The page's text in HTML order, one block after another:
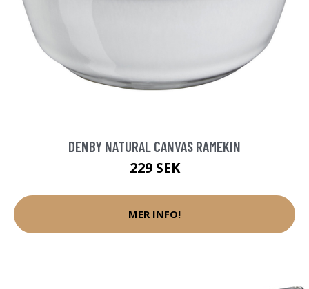
DENBY NATURAL CANVAS RAMEKIN
229 SEK
MER INFO!